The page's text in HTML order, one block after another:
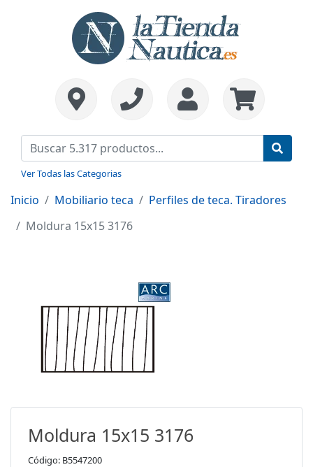
Ver Todas las Categorias
Inicio Mobiliario teca
Perfiles de teca. Tiradores
Moldura 15x15 3176
Moldura 15x15 3176
Código: B5547200